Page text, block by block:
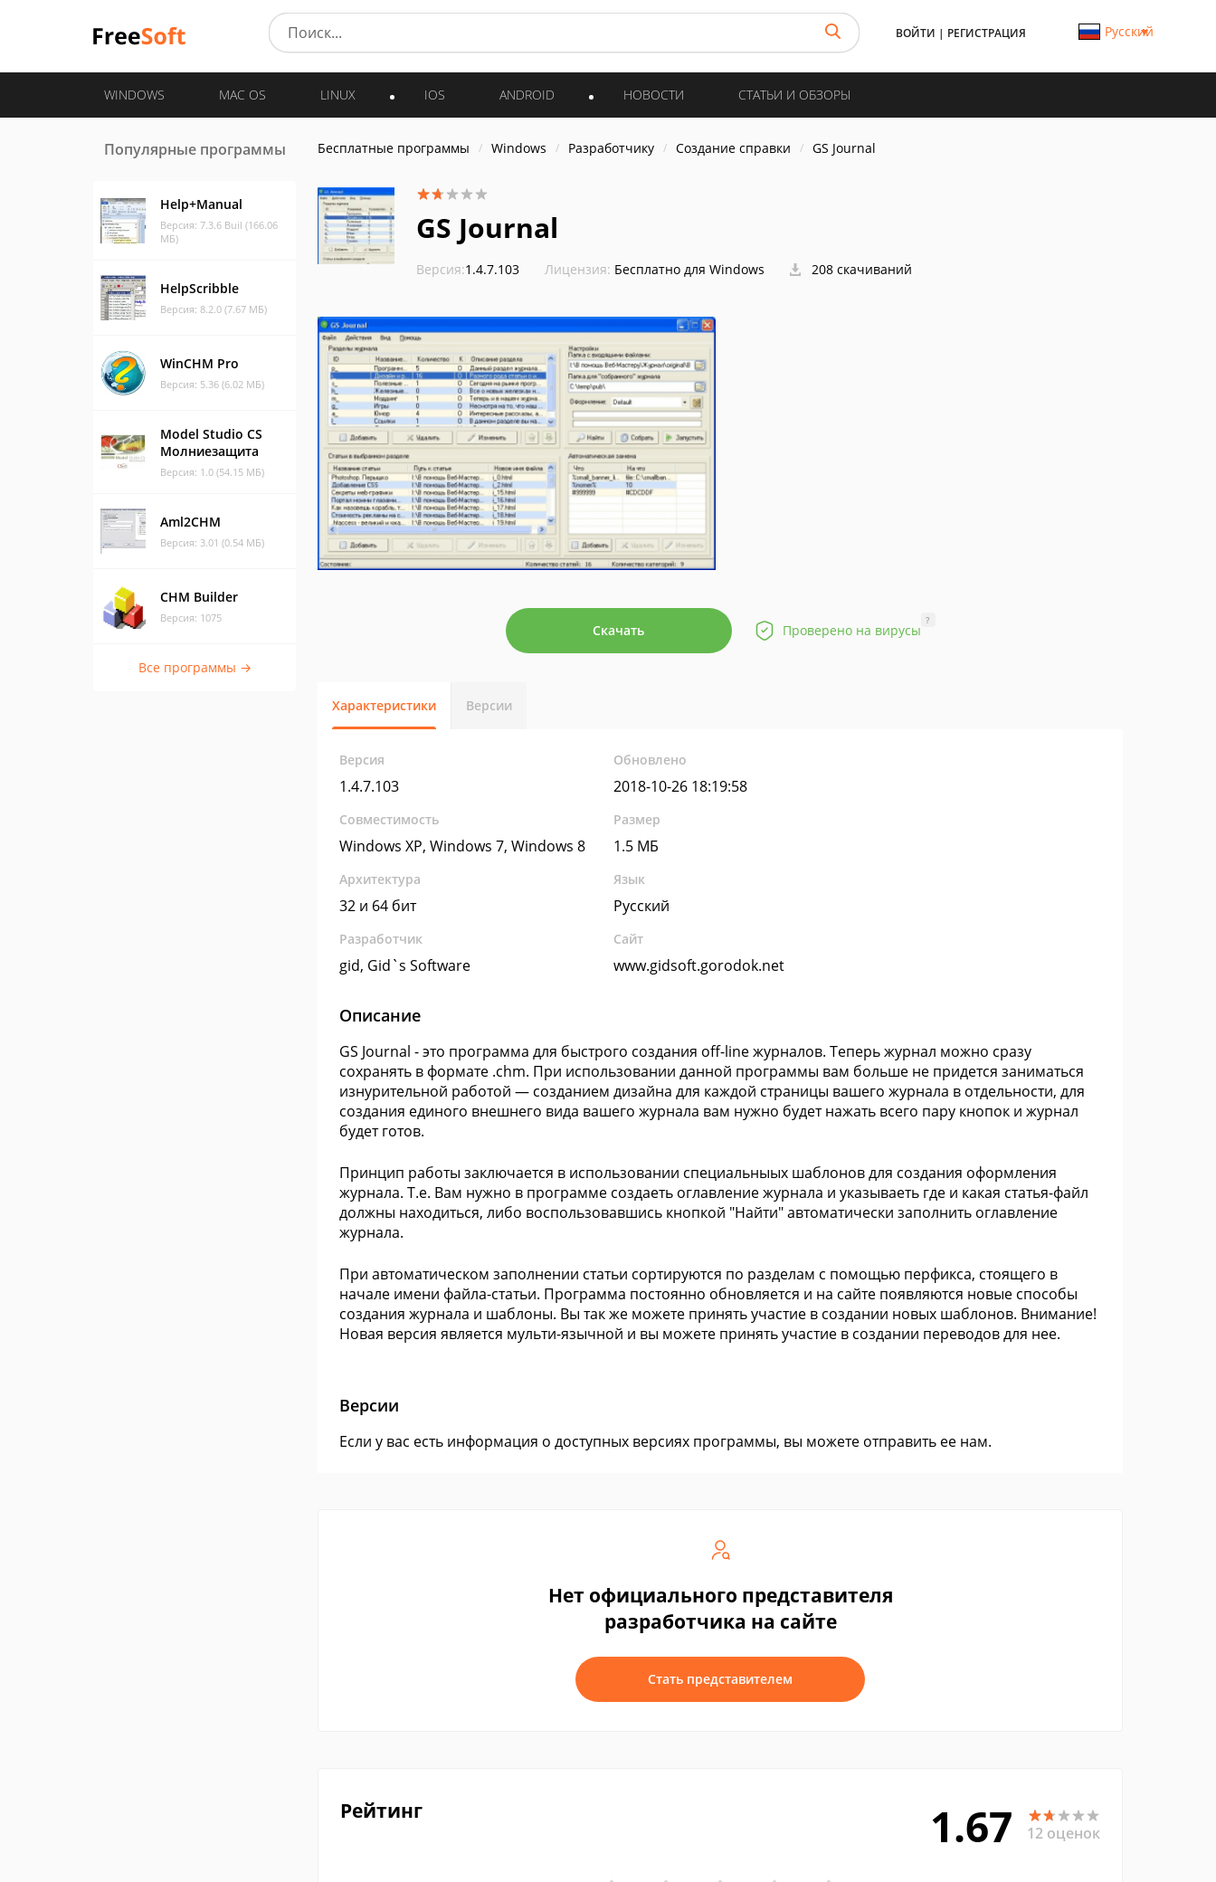
ВОЙТИ | РЕГИСТРАЦИЯ Русский
WINDOWS MAC OS LINUX IOS ANDROID НОВОСТИ СТАТЬИ И ОБЗОРЫ
Популярные программы
Help+Manual
Версия: 7.3.6 Buil (166.06
МБ)
HelpScribble
Версия: 8.2.0 (7.67 МБ)
WinCHM Pro
Версия: 5.36 (6.02 МБ)
Model Studio CS
Молниезащита
Версия: 1.0 (54.15 МБ)
Aml2CHM
Версия: 3.01 (0.54 МБ)
CHM Builder
Версия: 1075
Все программы →
Бесплатные программы Windows Разработчику Создание справки GS Journal
GS Journal
Версия:1.4.7.103 Лицензия: Бесплатно для Windows 208 скачиваний
Скачать Проверено на вирусы
?
Характеристики Версии
Версия
1.4.7.103
Обновлено
2018-10-26 18:19:58
Совместимость
Windows XP, Windows 7, Windows 8
Размер
1.5 МБ
Архитектура
32 и 64 бит
Язык
Русский
Разработчик
gid, Gid`s Software
Сайт
www.gidsoft.gorodok.net
Описание
GS Journal - это программа для быстрого создания off-line журналов. Теперь журнал можно сразу
сохранять в формате .chm. При использовании данной программы вам больше не придется заниматься
изнурительной работой — созданием дизайна для каждой страницы вашего журнала в отдельности, для
создания единого внешнего вида вашего журнала вам нужно будет нажать всего пару кнопок и журнал
будет готов.
Принцип работы заключается в использовании специальныых шаблонов для создания оформления
журнала. Т.е. Вам нужно в программе создаеть оглавление журнала и указываеть где и какая статья-файл
должны находиться, либо воспользовавшись кнопкой "Найти" автоматически заполнить оглавление
журнала.
При автоматическом заполнении статьи сортируются по разделам с помощью перфикса, стоящего в
начале имени файла-статьи. Программа постоянно обновляется и на сайте появляются новые способы
создания журнала и шаблоны. Вы так же можете принять участие в создании новых шаблонов. Внимание!
Новая версия является мульти-язычной и вы можете принять участие в создании переводов для нее.
Версии
Если у вас есть информация о доступных версиях программы, вы можете отправить ее нам.
Нет официального представителя
разработчика на сайте
Стать представителем
Рейтинг 1.67 12 оценок